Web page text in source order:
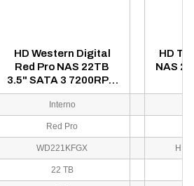
HD Western Digital
Red Pro NAS 22TB
3.5" SATA 3 7200RPM
- WD221KFGX
HD
NAS
Interno
Red Pro
WD221KFGX
22 TB